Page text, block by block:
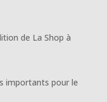
de La Shop à
importants pour le